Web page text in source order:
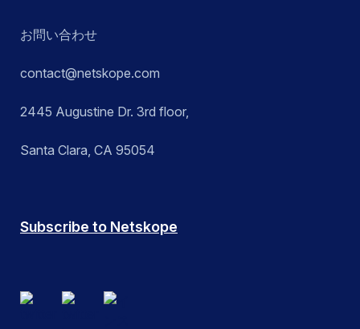
お問い合わせ
contact@netskope.com
2445 Augustine Dr. 3rd floor,
Santa Clara, CA 95054
Subscribe to Netskope